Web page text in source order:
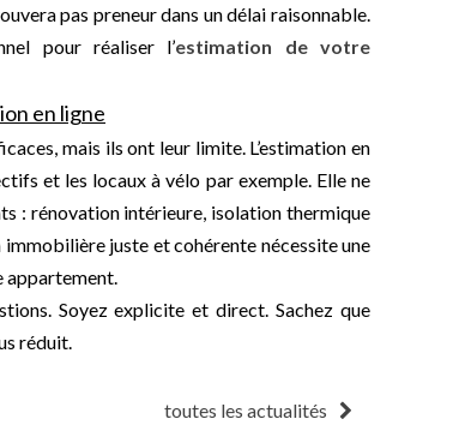
pas preneur dans un délai raisonnable.
pour réaliser l’estimation de votre
en ligne
mais ils ont leur limite. L’estimation en
et les locaux à vélo par exemple. Elle ne
: rénovation intérieure, isolation thermique
juste et cohérente nécessite une
appartement.
Soyez explicite et direct. Sachez que
réduit.
toutes les actualités